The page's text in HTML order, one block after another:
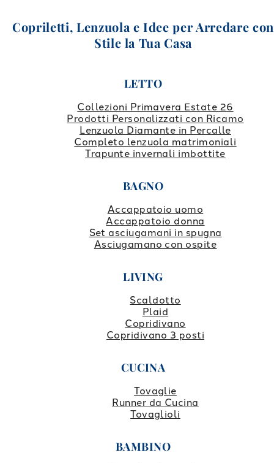
Copriletti, Lenzuola e Idee per Arredare con
Stile la Tua Casa
LETTO
Collezioni Primavera Estate 26
Prodotti Personalizzati con Ricamo
Lenzuola Diamante in Percalle
Completo lenzuola matrimoniali
Trapunte invernali imbottite
BAGNO
Accappatoio uomo
Accappatoio donna
Set asciugamani in spugna
Asciugamano con ospite
LIVING
Scaldotto
Plaid
Copridivano
Copridivano 3 posti
CUCINA
Tovaglie
Runner da Cucina
Tovaglioli
BAMBINO